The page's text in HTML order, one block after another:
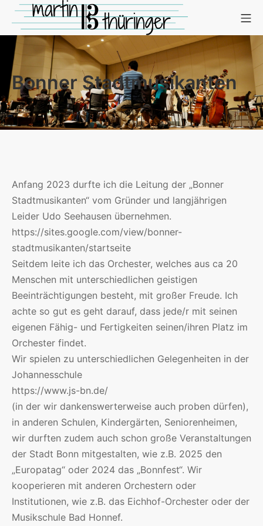
Bonner Stadtmusikanten
Anfang 2023 durfte ich die Leitung der „Bonner
Stadtmusikanten“ vom Gründer und langjährigen
Leider Udo Seehausen übernehmen.
https://sites.google.com/view/bonner-
stadtmusikanten/startseite
Seitdem leite ich das Orchester, welches aus ca 20
Menschen mit unterschiedlichen geistigen
Beeinträchtigungen besteht, mit großer Freude. Ich
achte so gut es geht darauf, dass jede/r mit seinen
eigenen Fähig- und Fertigkeiten seinen/ihren Platz im
Orchester findet.
Wir spielen zu unterschiedlichen Gelegenheiten in der
Johannesschule
https://www.js-bn.de/
(in der wir dankenswerterweise auch proben dürfen),
in anderen Schulen, Kindergärten, Seniorenheimen,
wir durften zudem auch schon große Veranstaltungen
der Stadt Bonn mitgestalten, wie z.B. 2025 den
„Europatag“ oder 2024 das „Bonnfest“. Wir
kooperieren mit anderen Orchestern oder
Institutionen, wie z.B. das Eichhof-Orchester oder der
Musikschule Bad Honnef.